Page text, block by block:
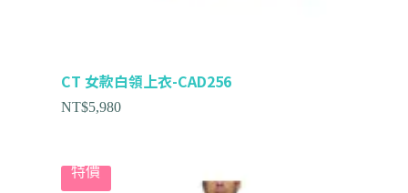
CT 女款白領上衣-CAD256
NT$5,980
特價